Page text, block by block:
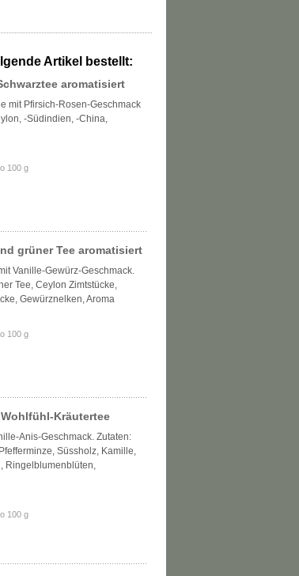
Artikel bestellt:
aromatisiert
mit Pfirsich-Rosen-Geschmack
-Südindien, -China,
100 g
grüner Tee aromatisiert
Vanille-Gewürz-Geschmack.
Tee, Ceylon Zimtstücke,
Gewürznelken, Aroma
100 g
Kräutertee
Anis-Geschmack. Zutaten:
Süssholz, Kamille,
Ringelblumenblüten,
100 g